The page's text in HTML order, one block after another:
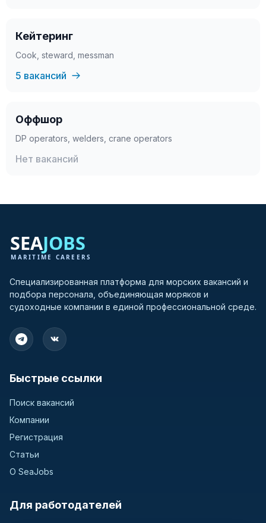
Кейтеринг
Cook, steward, messman
5 вакансий
Оффшор
DP operators, welders, crane operators
Нет вакансий
Специализированная платформа для морских вакансий и
подбора персонала, объединяющая моряков и
судоходные компании в единой профессиональной среде.
Быстрые ссылки
Поиск вакансий
Компании
Регистрация
Статьи
О SeaJobs
Для работодателей